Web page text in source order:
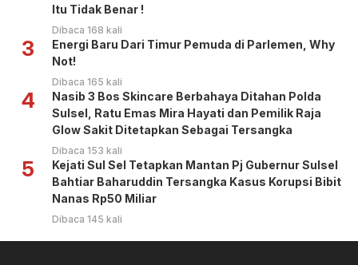
Itu Tidak Benar !
Dibaca 168 kali
3
Energi Baru Dari Timur Pemuda di Parlemen, Why
Not!
Dibaca 165 kali
4
Nasib 3 Bos Skincare Berbahaya Ditahan Polda
Sulsel, Ratu Emas Mira Hayati dan Pemilik Raja
Glow Sakit Ditetapkan Sebagai Tersangka
Dibaca 153 kali
5
Kejati Sul Sel Tetapkan Mantan Pj Gubernur Sulsel
Bahtiar Baharuddin Tersangka Kasus Korupsi Bibit
Nanas Rp50 Miliar
Dibaca 145 kali